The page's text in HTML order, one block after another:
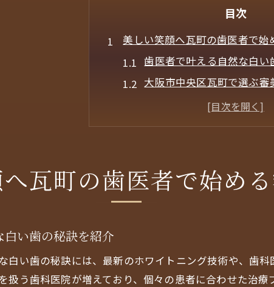
目次
美しい笑顔へ瓦町の歯医者で始
歯医者で叶える自然な白い
大阪市中央区瓦町で選ぶ審
歯医者で実感する美しい笑
審美ケアに強い歯医者の
審美に強い歯医者選びで叶う理
理想を実現する歯医者選び
口コミやレビューから学
歯医者で相談しやすい雰
瓦町の歯医者で始め
い歯の秘訣を紹介
白い歯の秘訣には、最新のホワイトニング技術や、歯
扱う歯科医院が増えており、個々の患者に合わせた治療